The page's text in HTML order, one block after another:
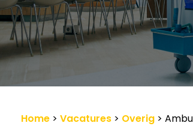
Home > Vacatures > Overig >
Opleidingen
Werkgevers